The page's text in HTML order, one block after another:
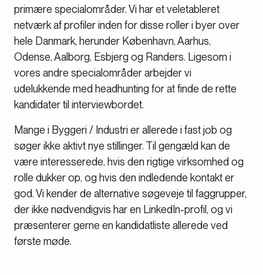
primære specialområder. Vi har et veletableret
netværk af profiler inden for disse roller i byer over
hele Danmark, herunder København, Aarhus,
Odense, Aalborg, Esbjerg og Randers. Ligesom i
vores andre specialområder arbejder vi
udelukkende med headhunting for at finde de rette
kandidater til interviewbordet.
Mange i Byggeri / Industri er allerede i fast job og
søger ikke aktivt nye stillinger. Til gengæld kan de
være interesserede, hvis den rigtige virksomhed og
rolle dukker op, og hvis den indledende kontakt er
god. Vi kender de alternative søgeveje til faggrupper,
der ikke nødvendigvis har en LinkedIn-profil, og vi
præsenterer gerne en kandidatliste allerede ved
første møde.